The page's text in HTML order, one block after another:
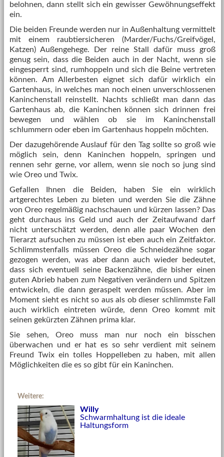
belohnen, dann stellt sich ein gewisser Gewöhnungseffekt
ein.
Die beiden Freunde werden nur in Außenhaltung vermittelt
mit einem raubtiersicheren (Marder/Fuchs/Greifvögel,
Katzen) Außengehege. Der reine Stall dafür muss groß
genug sein, dass die Beiden auch in der Nacht, wenn sie
eingesperrt sind, rumhoppeln und sich die Beine vertreten
können. Am Allerbesten eignet sich dafür wirklich ein
Gartenhaus, in welches man noch einen unverschlossenen
Kaninchenstall reinstellt. Nachts schließt man dann das
Gartenhaus ab, die Kaninchen können sich drinnen frei
bewegen und wählen ob sie im Kaninchenstall
schlummern oder eben im Gartenhaus hoppeln möchten.
Der dazugehörende Auslauf für den Tag sollte so groß wie
möglich sein, denn Kaninchen hoppeln, springen und
rennen sehr gerne, vor allem, wenn sie noch so jung sind
wie Oreo und Twix.
Gefallen Ihnen die Beiden, haben Sie ein wirklich
artgerechtes Leben zu bieten und werden Sie die Zähne
von Oreo regelmäßig nachschauen und kürzen lassen? Das
geht durchaus ins Geld und auch der Zeitaufwand darf
nicht unterschätzt werden, denn alle paar Wochen den
Tierarzt aufsuchen zu müssen ist eben auch ein Zeitfaktor.
Schlimmstenfalls müssen Oreo die Schneidezähne sogar
gezogen werden, was aber dann auch wieder bedeutet,
dass sich eventuell seine Backenzähne, die bisher einen
guten Abrieb haben zum Negativen verändern und Spitzen
entwickeln, die dann geraspelt werden müssen. Aber im
Moment sieht es nicht so aus als ob dieser schlimmste Fall
auch wirklich eintreten würde, denn Oreo kommt mit
seinen gekürzten Zähnen prima klar.
Sie sehen, Oreo muss man nur noch ein bisschen
überwachen und er hat es so sehr verdient mit seinem
Freund Twix ein tolles Hoppelleben zu haben, mit allen
Möglichkeiten die es so gibt für ein Kaninchen.
Weitere:
Willy
Schwarmhaltung ist die ideale
Haltungsform